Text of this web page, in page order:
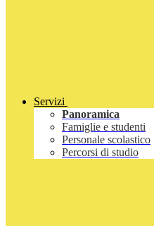
Servizi
Panoramica
Famiglie e studenti
Personale scolastico
Percorsi di studio